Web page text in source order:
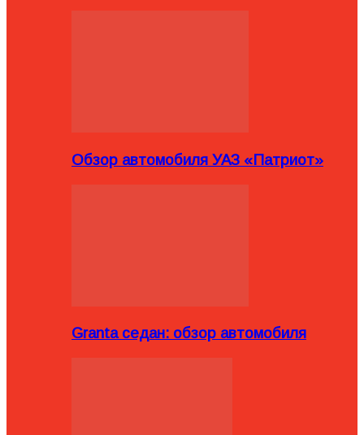
Обзор автомобиля УАЗ «Патриот»
Granta седан: обзор автомобиля